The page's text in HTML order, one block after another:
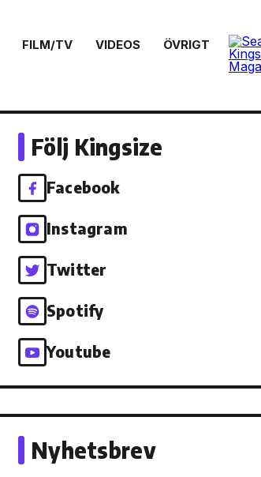
FILM/TV VIDEOS ÖVRIGT
Följ Kingsize
Facebook
Instagram
Twitter
Spotify
Youtube
Nyhetsbrev